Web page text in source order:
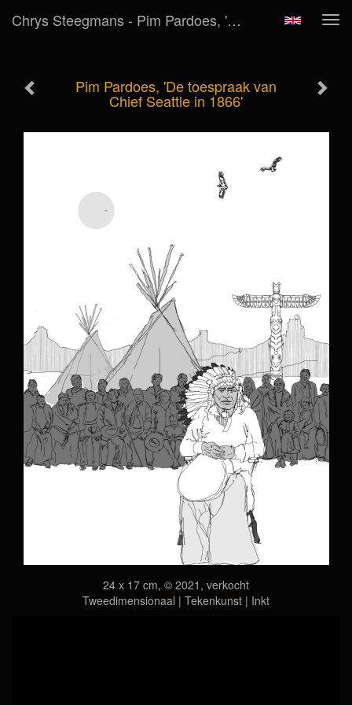
Chrys Steegmans - Pim Pardoes, 'De Toespraak Van Chief Seattle In 1866'
Pim Pardoes, 'De toespraak van
Chief Seattle in 1866'
24 x 17 cm, © 2021, verkocht
Tweedimensionaal | Tekenkunst | Inkt